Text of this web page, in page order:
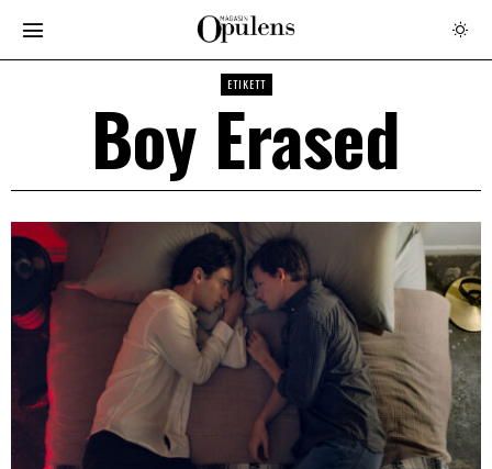
ETIKETT
Boy Erased